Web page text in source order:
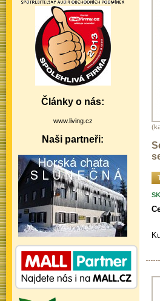
Články o nás:
www.living.cz
Naši partneři: